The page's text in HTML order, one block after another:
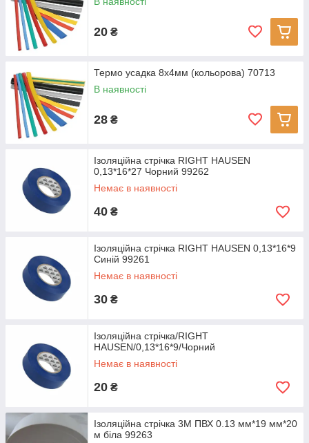
20 ₴
Термо усадка 8х4мм (кольорова) 70713
В наявності
28 ₴
Ізоляційна стрічка RIGHT HAUSEN
0,13*16*27 Чорний 99262
Немає в наявності
40 ₴
Ізоляційна стрічка RIGHT HAUSEN 0,13*16*9
Синій 99261
Немає в наявності
30 ₴
Ізоляційна стрічка/RIGHT
HAUSEN/0,13*16*9/Чорний
Немає в наявності
20 ₴
Ізоляційна стрічка 3M ПВХ 0.13 мм*19 мм*20
м біла 99263